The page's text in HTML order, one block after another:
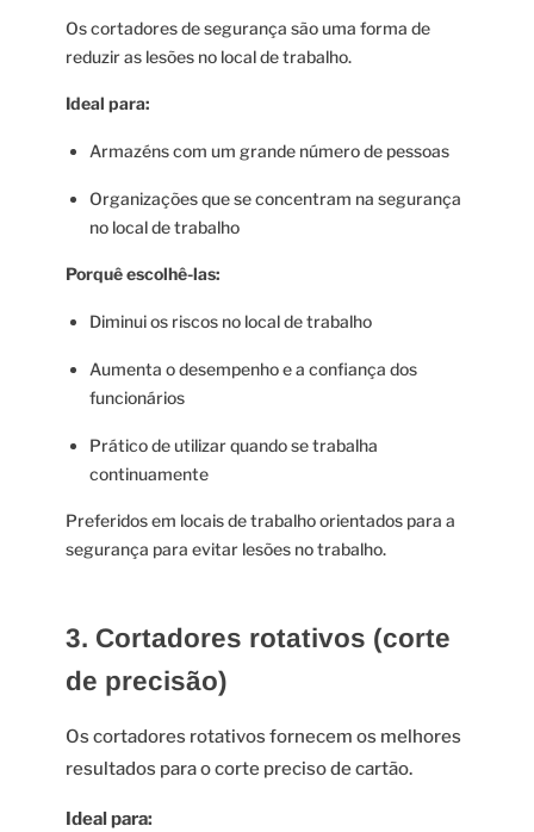
Os cortadores de segurança são uma forma de
reduzir as lesões no local de trabalho.
Ideal para:
Armazéns com um grande número de pessoas
Organizações que se concentram na segurança
no local de trabalho
Porquê escolhê-las:
Diminui os riscos no local de trabalho
Aumenta o desempenho e a confiança dos
funcionários
Prático de utilizar quando se trabalha
continuamente
Preferidos em locais de trabalho orientados para a
segurança para evitar lesões no trabalho.
3. Cortadores rotativos (corte
de precisão)
Os cortadores rotativos fornecem os melhores
resultados para o corte preciso de cartão.
Ideal para: